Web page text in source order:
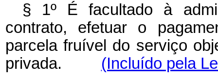
§ 1º É facultado à
contrato, efetuar o
parcela fruível do serviço
privada. (Incluído pela